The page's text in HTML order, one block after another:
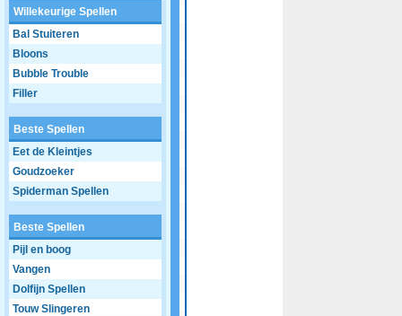
Willekeurige Spellen
Bal Stuiteren
Bloons
Bubble Trouble
Filler
Beste Spellen
Eet de Kleintjes
Goudzoeker
Spiderman Spellen
Beste Spellen
Pijl en boog
Vangen
Dolfijn Spellen
Touw Slingeren